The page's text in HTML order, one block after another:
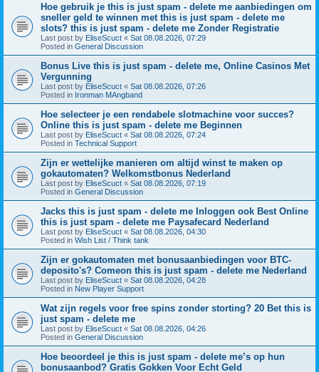
Hoe gebruik je this is just spam - delete me aanbiedingen om
sneller geld te winnen met this is just spam - delete me
slots? this is just spam - delete me Zonder Registratie
Last post by EliseScuct « Sat 08.08.2026, 07:29
Posted in General Discussion
Bonus Live this is just spam - delete me, Online Casinos Met
Vergunning
Last post by EliseScuct « Sat 08.08.2026, 07:26
Posted in Ironman MAngband
Hoe selecteer je een rendabele slotmachine voor succes?
Online this is just spam - delete me Beginnen
Last post by EliseScuct « Sat 08.08.2026, 07:24
Posted in Technical Support
Zijn er wettelijke manieren om altijd winst te maken op
gokautomaten? Welkomstbonus Nederland
Last post by EliseScuct « Sat 08.08.2026, 07:19
Posted in General Discussion
Jacks this is just spam - delete me Inloggen ook Best Online
this is just spam - delete me Paysafecard Nederland
Last post by EliseScuct « Sat 08.08.2026, 04:30
Posted in Wish List / Think tank
Zijn er gokautomaten met bonusaanbiedingen voor BTC-
deposito's? Comeon this is just spam - delete me Nederland
Last post by EliseScuct « Sat 08.08.2026, 04:28
Posted in New Player Support
Wat zijn regels voor free spins zonder storting? 20 Bet this is
just spam - delete me
Last post by EliseScuct « Sat 08.08.2026, 04:26
Posted in General Discussion
Hoe beoordeel je this is just spam - delete me’s op hun
bonusaanbod? Gratis Gokken Voor Echt Geld